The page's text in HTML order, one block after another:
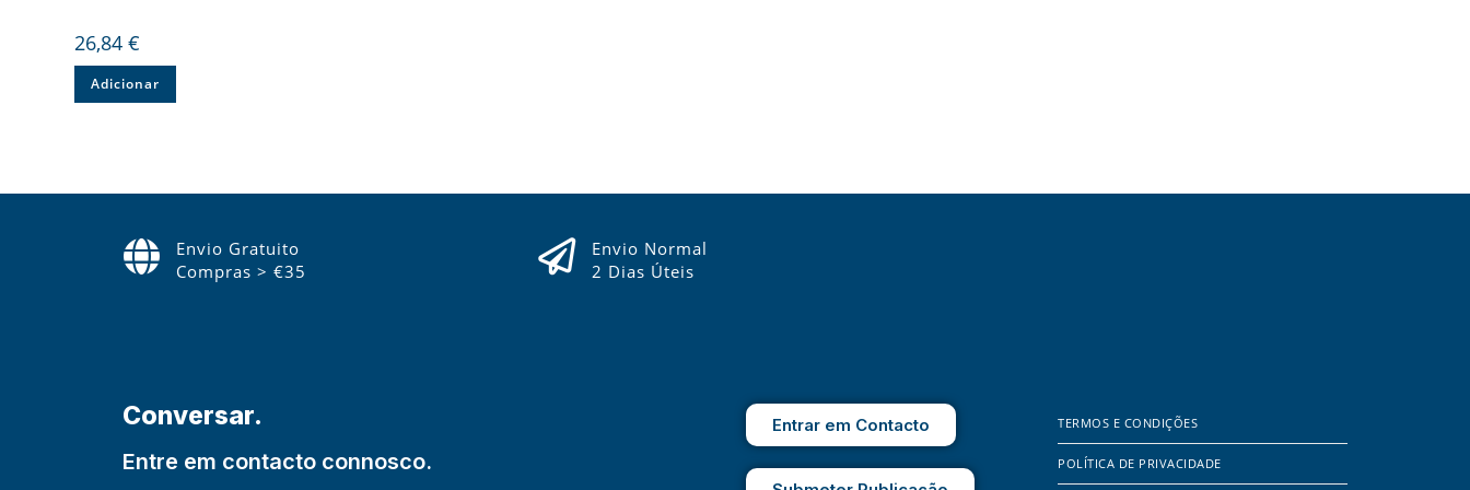
26,84€
Adicionar
Envio Gratuito
Compras > €35
Envio Normal
2 Dias Úteis
Conversar.
Entre em contacto connosco.
Entrar em Contacto TERMOS E CONDIÇÕES
POLÍTICA DE PRIVACIDADE